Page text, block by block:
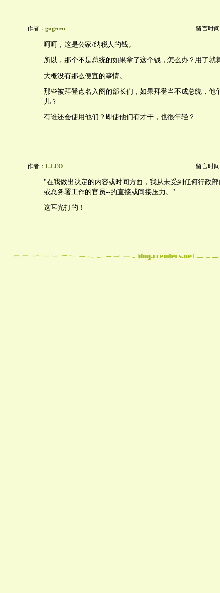
作者： gugeren 留言时间
呵呵，这是公家/纳税人的钱。
所以，那个不是总统的如果拿了这个钱，怎么办？用了就
大概没有那么便宜的事情。
那些被拜登点名入阁的部长们，如果拜登当不成总统，他
儿？
有谁还会使用他们？即使他们有才干，也很年轻？
作者： L.LEO 留言时间
"在我做出决定的内容或时间方面，我从未受到任何行政
或总务署工作的官员--的直接或间接压力。"
这耳光打的！